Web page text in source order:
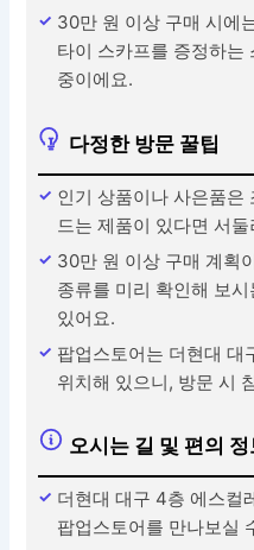
30만 원 이상 구매 시에
타이 스카프를 증정하는
중이에요.
다정한 방문 꿀팁
인기 상품이나 사은품은
드는 제품이 있다면 서
30만 원 이상 구매 계획
종류를 미리 확인해 보
있어요.
팝업스토어는 더현대 대
위치해 있으니, 방문 시
오시는 길 및 편의 정
더현대 대구 4층 에스컬
팝업스토어를 만나보실